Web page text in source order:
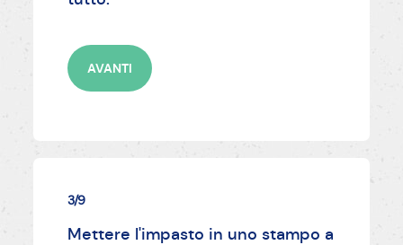
AVANTI
3/9
Mettere l'impasto in uno stampo a